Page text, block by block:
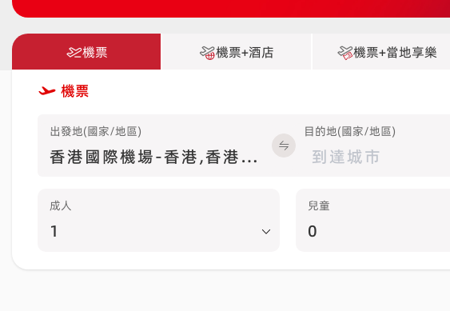
機票 機票+酒店 機票+當地享樂
機票
出發地(國家/地區) 目的地(國家/地區)
成人 兒童